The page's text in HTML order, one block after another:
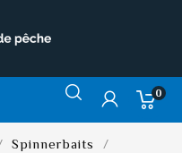
0
Spinnerbaits